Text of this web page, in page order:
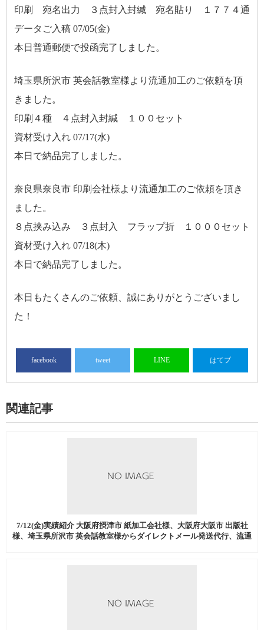
印刷 宛名出力 ３点封入封緘 宛名貼り １７７４通
データご入稿 07/05(金)
本日普通郵便で投函完了しました。
埼玉県所沢市 英会話教室様より流通加工のご依頼を頂
きました。
印刷４種 ４点封入封緘 １００セット
資材受け入れ 07/17(水)
本日で納品完了しました。
奈良県奈良市 印刷会社様より流通加工のご依頼を頂き
ました。
８点挟み込み ３点封入 フラップ折 １０００セット
資材受け入れ 07/18(木)
本日で納品完了しました。
本日もたくさんのご依頼、誠にありがとうございまし
た！
facebook tweet LINE はてブ
関連記事
7/12(金)実績紹介 大阪府摂津市 紙加工会社様、大阪府大阪市 出版社
様、埼玉県所沢市 英会話教室様からダイレクトメール発送代行、流通